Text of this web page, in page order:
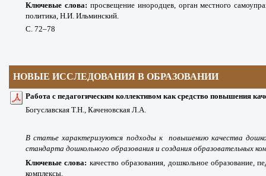
Ключевые слова: просвещение инородцев, орган местного
политика, Н.И. Ильминский.
С. 72–78
НОВЫЕ ИССЛЕДОВАНИЯ В ОБРАЗОВАНИИ
Работа с педагогическим коллективом как средство повышения
Богуславская Т.Н., Каченовская Л.А.
В статье характеризуются подходы к повышению качества
стандарта дошкольного образования и создания образовательных
Ключевые слова: качество образования, дошкольное образование,
комплексы.